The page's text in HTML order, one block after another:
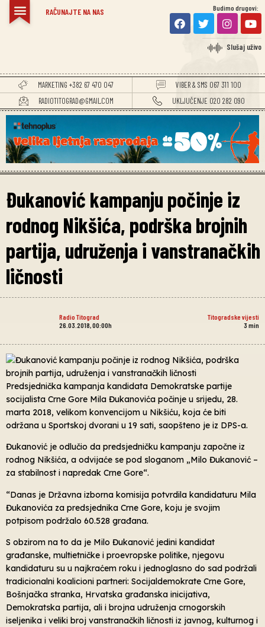
RAČUNAJTE NA NAS Budimo drugovi:
Slušaj uživo
MARKETING +382 67 470 047
VIBER & SMS 067 311 100
RADIOTITOGRAD@GMAIL.COM
UKLJUČENJE 020 282 090
Đukanović kampanju počinje iz
rodnog Nikšića, podrška brojnih
partija, udruženja i vanstranačkih
ličnosti
Radio Titograd
Titogradske vijesti
26.03.2018, 00:00h
3 min
Predsjednička kampanja kandidata Demokratske partije
socijalista Crne Gore Mila Đukanovića počinje u srijedu, 28.
marta 2018, velikom konvencijom u Nikšiću, koja će biti
održana u Sportskoj dvorani u 19 sati, saopšteno je iz DPS-a.
Đukanović je odlučio da predsjedničku kampanju započne iz
rodnog Nikšića, a odvijaće se pod sloganom „Milo Đukanović –
za stabilnost i napredak Crne Gore“.
“Danas je Državna izborna komisija potvrdila kandidaturu Mila
Đukanovića za predsjednika Crne Gore, koju je svojim
potpisom podržalo 60.528 građana.
S obzirom na to da je Milo Đukanović jedini kandidat
građanske, multietničke i proevropske politike, njegovu
kandidaturu su u najkraćem roku i jednoglasno do sad podržali
tradicionalni koalicioni partneri: Socijaldemokrate Crne Gore,
Bošnjačka stranka, Hrvatska građanska inicijativa,
Demokratska partija, ali i brojna udruženja crnogorskih
iseljenika i veliki broj vanstranačkih ličnosti iz javnog, kulturnog i